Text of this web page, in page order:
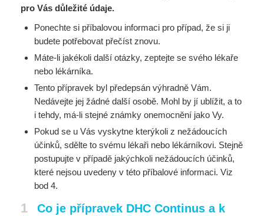
pro Vás důležité údaje.
Ponechte si příbalovou informaci pro případ, že si ji
budete potřebovat přečíst znovu.
Máte-li jakékoli další otázky, zeptejte se svého lékaře
nebo lékárníka.
Tento přípravek byl předepsán výhradně Vám.
Nedávejte jej žádné další osobě. Mohl by jí ublížit, a to
i tehdy, má-li stejné známky onemocnění jako Vy.
Pokud se u Vás vyskytne kterýkoli z nežádoucích
účinků, sdělte to svému lékaři nebo lékárníkovi. Stejně
postupujte v případě jakýchkoli nežádoucích účinků,
které nejsou uvedeny v této příbalové informaci. Viz
bod 4.
1
Co je přípravek DHC Continus a k